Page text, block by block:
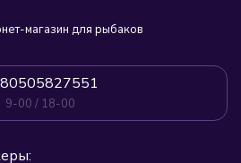
магазин для рыбаков
9-00 / 18-00